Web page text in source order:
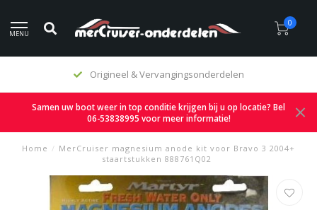
MENU
0
Origineel & Vervangingsonderdelen
Samen uw boot weer in top conditie krijgen bij u op locatie? Bel
06-53838995 voor meer informatie!
Home / MerCruiser magnesium anode kit voor Bravo 3 2004+
staartstukken 888761Q02